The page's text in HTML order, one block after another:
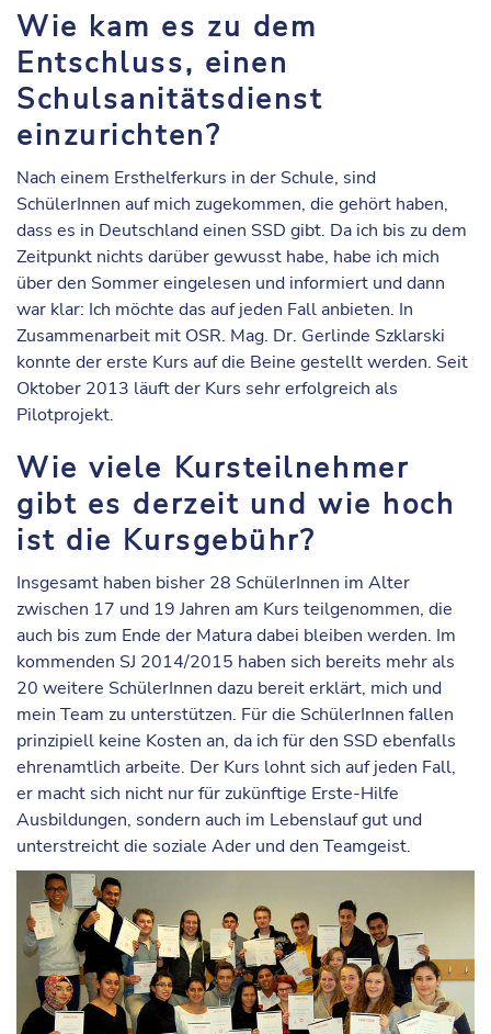
Wie kam es zu dem
Entschluss, einen
Schulsanitätsdienst
einzurichten?
Nach einem Ersthelferkurs in der Schule, sind
SchülerInnen auf mich zugekommen, die gehört haben,
dass es in Deutschland einen SSD gibt. Da ich bis zu dem
Zeitpunkt nichts darüber gewusst habe, habe ich mich
über den Sommer eingelesen und informiert und dann
war klar: Ich möchte das auf jeden Fall anbieten. In
Zusammenarbeit mit OSR. Mag. Dr. Gerlinde Szklarski
konnte der erste Kurs auf die Beine gestellt werden. Seit
Oktober 2013 läuft der Kurs sehr erfolgreich als
Pilotprojekt.
Wie viele Kursteilnehmer
gibt es derzeit und wie hoch
ist die Kursgebühr?
Insgesamt haben bisher 28 SchülerInnen im Alter
zwischen 17 und 19 Jahren am Kurs teilgenommen, die
auch bis zum Ende der Matura dabei bleiben werden. Im
kommenden SJ 2014/2015 haben sich bereits mehr als
20 weitere SchülerInnen dazu bereit erklärt, mich und
mein Team zu unterstützen. Für die SchülerInnen fallen
prinzipiell keine Kosten an, da ich für den SSD ebenfalls
ehrenamtlich arbeite. Der Kurs lohnt sich auf jeden Fall,
er macht sich nicht nur für zukünftige Erste-Hilfe
Ausbildungen, sondern auch im Lebenslaufgut und
unterstreicht die soziale Ader und den Teamgeist.